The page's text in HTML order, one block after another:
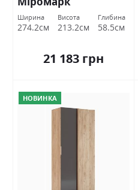
Ширина
274.2см
Висота
213.2см
Глибина
58.5см
21 183 грн
НОВИНКА